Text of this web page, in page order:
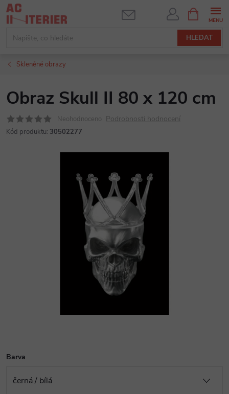
Přejít
na
HLEDAT
NÁKUPNÍ
KOŠÍK
Skleněné obrazy
Obraz Skull II 80 x 120 cm
Neohodnoceno Podrobnosti hodnocení
Kód produktu: 30502277
Barva